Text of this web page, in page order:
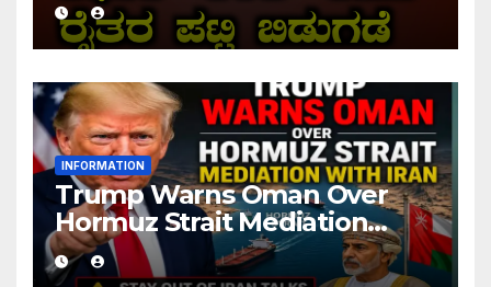
INFORMATION
Trump Warns Oman Over
Hormuz Strait Mediation
With Iran